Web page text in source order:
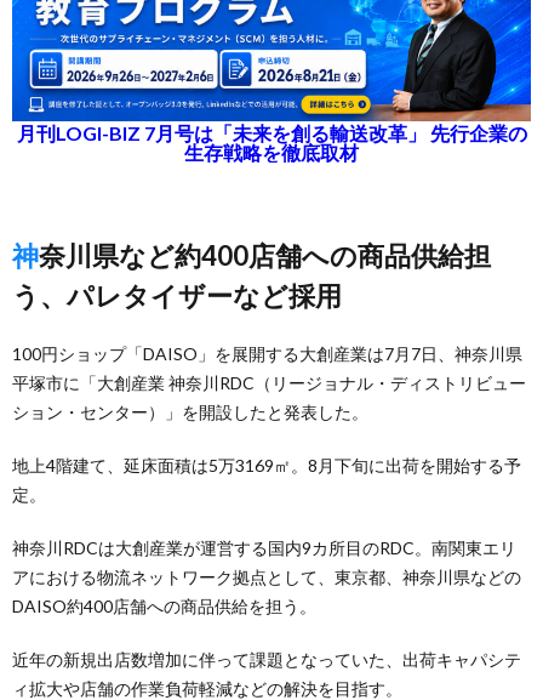
月刊LOGI-BIZ 7月号は「未来を創る輸送改革」 先行企業の
生存戦略を徹底取材
神奈川県など約400店舗への商品供給担
う、パレタイザーなど採用
100円ショップ「DAISO」を展開する大創産業は7月7日、神奈川県
平塚市に「大創産業 神奈川RDC（リージョナル・ディストリビュー
ション・センター）」を開設したと発表した。
地上4階建て、延床面積は5万3169㎡。8月下旬に出荷を開始する予
定。
神奈川RDCは大創産業が運営する国内9カ所目のRDC。南関東エリ
アにおける物流ネットワーク拠点として、東京都、神奈川県などの
DAISO約400店舗への商品供給を担う。
近年の新規出店数増加に伴って課題となっていた、出荷キャパシテ
ィ拡大や店舗の作業負荷軽減などの解決を目指す。